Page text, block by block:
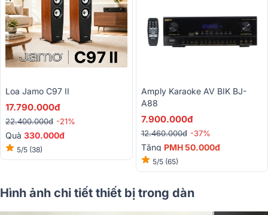
Loa Jamo C97 II
17.790.000đ
22.400.000đ -21%
Quà 330.000đ
5/5 (38)
Amply Karaoke AV BIK BJ-
A88
7.900.000đ
12.460.000đ -37%
Tặng PMH 50.000đ
5/5 (65)
Hình ảnh chi tiết thiết bị trong dàn